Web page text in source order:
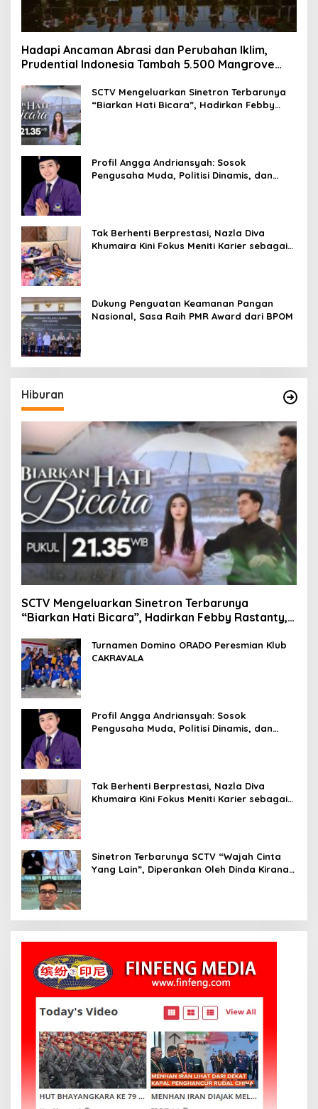
Hadapi Ancaman Abrasi dan Perubahan Iklim,
Prudential Indonesia Tambah 5.500 Mangrove
SCTV Mengeluarkan Sinetron Terbarunya
“Biarkan Hati Bicara”, Hadirkan Febby
Profil Angga Andriansyah: Sosok
Pengusaha Muda, Politisi Dinamis, dan
Tak Berhenti Berprestasi, Nazla Diva
Khumaira Kini Fokus Meniti Karier sebagai
Dukung Penguatan Keamanan Pangan
Nasional, Sasa Raih PMR Award dari BPOM
Hiburan
SCTV Mengeluarkan Sinetron Terbarunya
“Biarkan Hati Bicara”, Hadirkan Febby Rastanty,
Turnamen Domino ORADO Peresmian Klub
CAKRAVALA
Profil Angga Andriansyah: Sosok
Pengusaha Muda, Politisi Dinamis, dan
Tak Berhenti Berprestasi, Nazla Diva
Khumaira Kini Fokus Meniti Karier sebagai
Sinetron Terbarunya SCTV “Wajah Cinta
Yang Lain”, Diperankan Oleh Dinda Kirana,